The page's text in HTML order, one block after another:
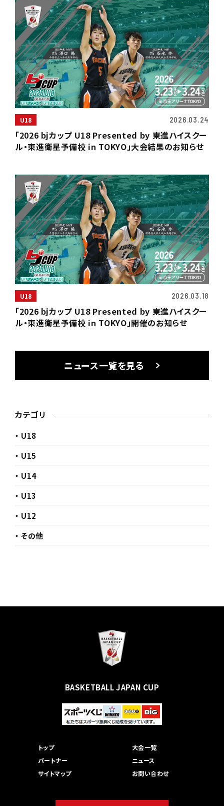
U18 2026.03.24
「2026 bjカップ U18 Presented by 東進ハイスクー
ル・東進衛星予備校 in TOKYO」大会結果のお知らせ
U18 2026.03.18
「2026 bjカップ U18 Presented by 東進ハイスクー
ル・東進衛星予備校 in TOKYO」開催のお知らせ
ニュース一覧を見る
カテゴリ
・ U18
・ U15
・ U14
・ U13
・ U12
・ その他
BASKETBALL JAPAN CUP
トップ
大会一覧
パートナー
ニュース
サイトマップ
お問い合わせ